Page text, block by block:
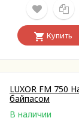
Купить
LUXOR FM 750
байпасом
В наличии